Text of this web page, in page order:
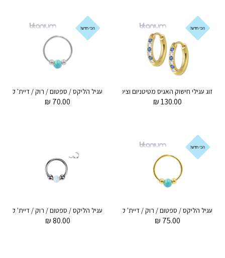
הכי חדש!
130.00
₪
הכי חדש!
70.00
₪
הכי חדש!
75.00
₪
80.00
₪